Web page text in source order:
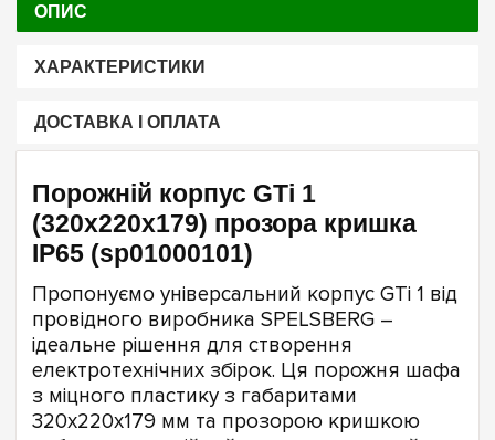
ОПИС
ХАРАКТЕРИСТИКИ
ДОСТАВКА І ОПЛАТА
Порожній корпус GTi 1
(320х220х179) прозора кришка
IP65 (sp01000101)
Пропонуємо універсальний корпус GTi 1 від
провідного виробника SPELSBERG –
ідеальне рішення для створення
електротехнічних збірок. Ця порожня шафа
з міцного пластику з габаритами
320х220х179 мм та прозорою кришкою